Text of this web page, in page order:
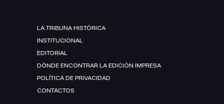
LA TRIBUNA HISTÓRICA
INSTITUCIONAL
EDITORIAL
DÓNDE ENCONTRAR LA EDICIÓN IMPRESA
POLÍTICA DE PRIVACIDAD
CONTACTOS